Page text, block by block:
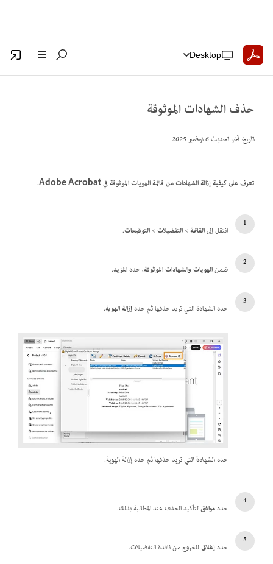
Desktop
حذف الشهادات الموثوقة
تاريخ آخر تحديث6 نوفمبر 2025
تعرف على كيفية إزالة الشهادات من قائمة الهويات الموثوقة في Adobe Acrobat.
انتقل إلىالقائمة>التفضيلات>التوقيعات.
ضمنالهويات والشهادات الموثوقة، حددالمزيد.
حدد الشهادة التي تريد حذفها ثم حددإزالة الهوية.
حدد الشهادة التي تريد حذفها ثم حدد إزالة الهوية.
حددموافقلتأكيد الحذف عند المطالبة بذلك.
حددإغلاقللخروج من نافذة التفضيلات.